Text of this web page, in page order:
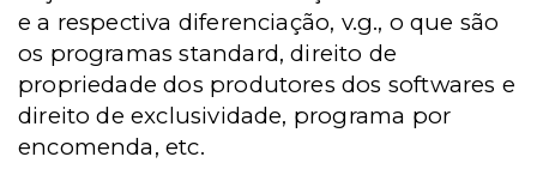
e a respectiva diferenciação, v.g., o que são
os programas standard, direito de
propriedade dos produtores dos softwares e
direito de exclusividade, programa por
encomenda, etc.